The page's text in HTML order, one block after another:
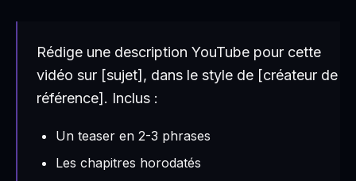
Rédige une description YouTube pour cette
vidéo sur [sujet], dans le style de [créateur de
référence]. Inclus :
Un teaser en 2-3 phrases
Les chapitres horodatés